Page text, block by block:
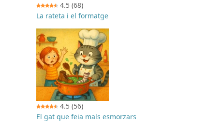
4.5 (68)
La rateta i el formatge
4.5 (56)
El gat que feia mals esmorzars